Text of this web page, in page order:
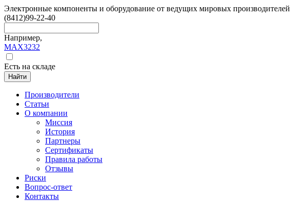
Электронные компоненты и оборудование от ведущих мировых производителей
(8412)99-22-40
Например,
MAX3232
Есть на складе
Найти
Производители
Статьи
О компании
Миссия
История
Партнеры
Сертификаты
Правила работы
Отзывы
Риски
Вопрос-ответ
Контакты